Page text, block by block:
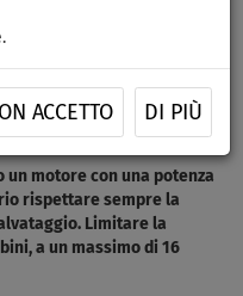
ACCETTO DI PIÙ
un
motore con una potenza
rispettare sempre la
Limitare la
a un massimo di 16